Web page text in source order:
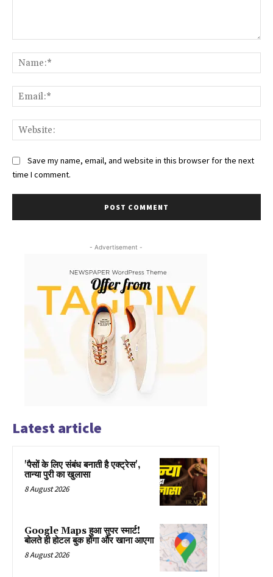
Save my name, email, and website in this browser for the next
time I comment.
- Advertisement -
Latest article
'पैसों के लिए संबंध बनाती है एक्ट्रेस',
तान्या पुरी का खुलासा
8 August 2026
Google Maps हुआ सुपर स्मार्ट!
बोलते ही होटल बुक होगा और खाना आएगा
8 August 2026